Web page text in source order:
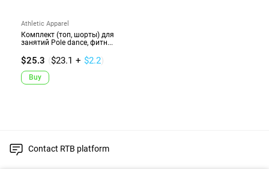
Athletic Apparel
Комплект (топ, шорты) для
занятий Pole dance, фитн...
$25.3 ($23.1 + $2.2)
Buy
Contact RTB platform